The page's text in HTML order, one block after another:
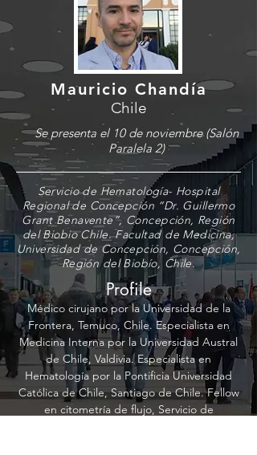
Mauricio Chandía
Chile
Se presenta el 10 de noviembre (Salón
Paralela 2)
Servicio de Hematología- Hospital
Regional de Concepción “Dr. Guillermo
Grant Benavente”, Concepción, Región
del Biobio Chile. Facultad de Medicina,
Universidad de Concepción, Concepción,
Región del Biobío, Chile.
Profile
Médico cirujano por la Universidad de la
Frontera, Temuco, Chile. Especialista en
Medicina Interna por la Universidad Austral
de Chile, Valdivia. Especialista en
Hematología por la Pontificia Universidad
Católica de Chile, Santiago de Chile. Fellow
en citometría de flujo, Servicio de